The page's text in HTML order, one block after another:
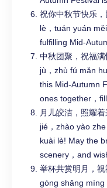
祝你中秋节快乐
lè，tuán yuán
fulfilling Mid-
中秋团聚，祝福
jù，zhù fú mǎn
this Mid-Autumn
ones together，
月儿皎洁，照耀
jié，zhào yào
kuài lè! May the
scenery，and
举杯共赏明月，
gòng shǎng